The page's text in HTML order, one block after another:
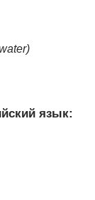
язык: